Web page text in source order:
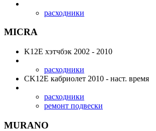
расходники
MICRA
K12E хэтчбэк 2002 - 2010
расходники
CK12E кабриолет 2010 - наст. время
расходники
ремонт подвески
MURANO